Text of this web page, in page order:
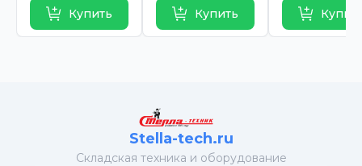
Купить
Купить
Stella-tech.ru
Cкладская техника и оборудование